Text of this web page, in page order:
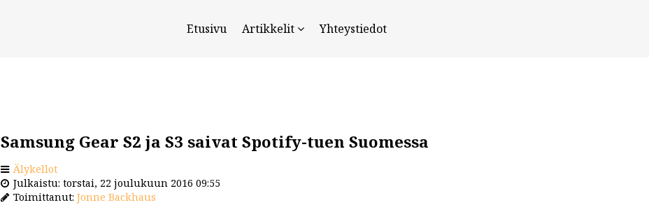
Etusivu Artikkelit Yhteystiedot
Samsung Gear S2 ja S3 saivat Spotify-tuen Suomessa
Älykellot
Julkaistu: torstai, 22 joulukuun 2016 09:55
Toimittanut: Jonne Backhaus